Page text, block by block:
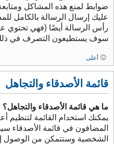
ضوابط لمنع هذه المشاكل
عليك إرسال الرسالة بالكامل
رأس الرسالة أيضًا (فهي تحتوي
سوف يستطيعون التصرف في
أعلى
قائمة الأصدقاء والتجاهل
ما هي قائمة الأصدقاء والتجاهل؟
يمكنك استخدام القائمة لتنظيم
المضافون في قائمة الأصدقاء
الشخصية وستتمكن من الوصول